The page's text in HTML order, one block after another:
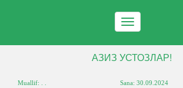
Toggle
navigation
АЗИЗ УСТОЗЛАР!
Muallif: . . Sana:30.09.2024